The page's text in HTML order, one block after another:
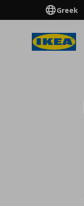
Greek